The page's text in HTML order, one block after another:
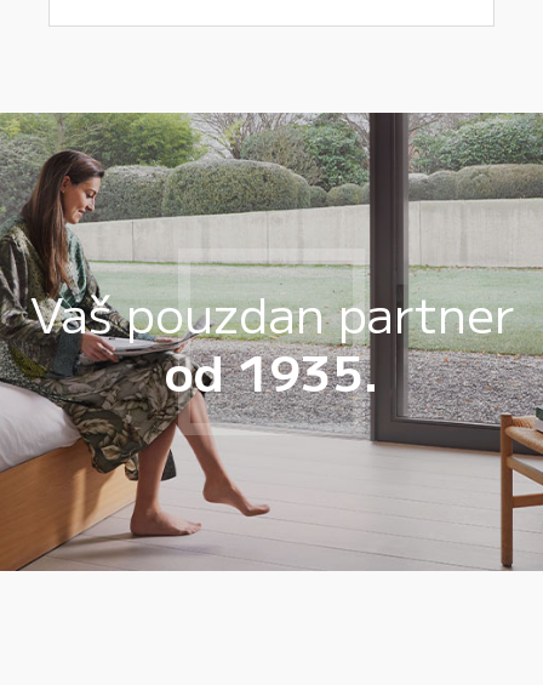
Vaš pouzdan partner
od 1935.